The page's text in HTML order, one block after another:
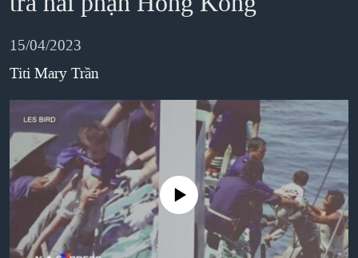
hướng
chính
"Tìm"
MỤC
TỰ DO BÁO CHÍ
VẠCH TRẦN TIN GIẢ
NGƯỜI VIỆT HẢI NGOẠI
ĐỜI SỐNG
KINH TẾ
KHOA HỌC
SỨC KHOẺ
CHUYÊN ĐỀ
CHIẾN TRANH THƯƠNG MẠI CỦA MỸ: QUÁ KHỨ VÀ HIỆN
TẠI
HÀNH TRÌNH BẦU CỬ 2024
MỘT NĂM CHIẾN TRANH TẠI DẢI GAZA
GIẢI MÃ VÀNH ĐAI & CON ĐƯỜNG
NGÀY TỊ NẠN THẾ GIỚI
HỌC TIẾNG ANH
VIDEO
NGHE
MẠNG XÃ HỘI
15/04/2023
Titi Mary Trần
No media source currently available